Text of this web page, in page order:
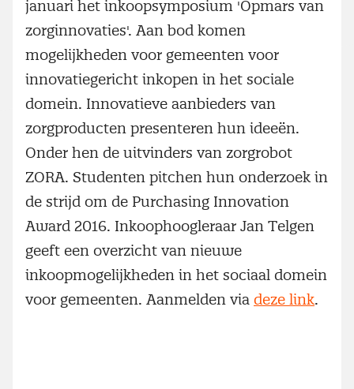
januari het inkoopsymposium 'Opmars van
zorginnovaties'. Aan bod komen
mogelijkheden voor gemeenten voor
innovatiegericht inkopen in het sociale
domein. Innovatieve aanbieders van
zorgproducten presenteren hun ideeën.
Onder hen de uitvinders van zorgrobot
ZORA. Studenten pitchen hun onderzoek in
de strijd om de Purchasing Innovation
Award 2016. Inkoophoogleraar Jan Telgen
geeft een overzicht van nieuwe
inkoopmogelijkheden in het sociaal domein
voor gemeenten. Aanmelden via deze link.